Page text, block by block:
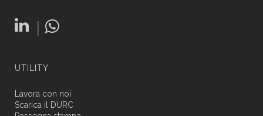
|
UTILITY
Lavora con noi
Scarica il DURC